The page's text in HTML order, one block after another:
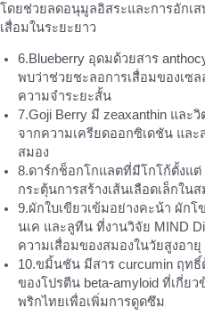
โดยช่วยลดอนุมูลอิสระและการอักเส
เสื่อมในระยะยาว
6.Blueberry อุดมด้วยสาร
พบว่าช่วยชะลอการเสื่อมของเซ
ความจำระยะสั้น
7.Goji Berry มี zeaxanthin และ
จากความเครียดออกซิเดชัน และ
สมอง
8.ดาร์กช็อกโกแลตที่มีโกโก้ตั้งแต่
กระตุ้นการสร้างเส้นเลือดเล็กใ
9.ผักใบเขียวเข้มอย่างคะน้า ผัก
นเค และลูทีน ที่งานวิจัย MIND
ความเสื่อมของสมองในวัยสูงอายุ
10.ขมิ้นชัน มีสาร curcumin ฤท
ของโปรตีน beta-amyloid ที่เกี่ย
พริกไทยเพื่อเพิ่มการดูดซึม